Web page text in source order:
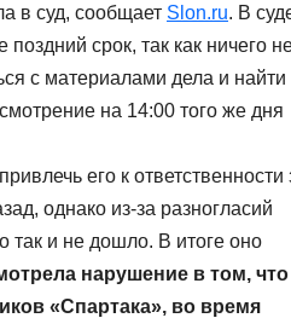
в суд, сообщает Slon.ru. В
срок, так как ничего
с материалами дела и найти
на 14:00 того же дня
его к ответственности
однако из-за разногласий
и не дошло. В итоге оно
нарушение в том, что
«Спартака», во время